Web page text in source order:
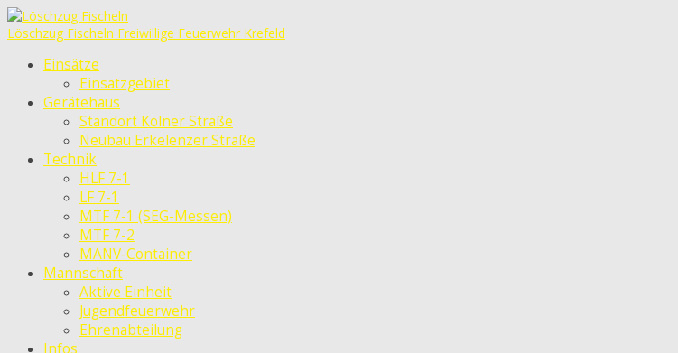
Löschzug Fischeln Freiwillige Feuerwehr Krefeld
Einsätze
Einsatzgebiet
Gerätehaus
Standort Kölner Straße
Neubau Erkelenzer Straße
Technik
HLF 7-1
LF 7-1
MTF 7-1 (SEG-Messen)
MTF 7-2
MANV-Container
Mannschaft
Aktive Einheit
Jugendfeuerwehr
Ehrenabteilung